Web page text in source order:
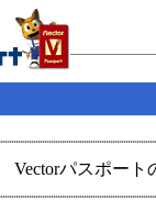
Vectorパスポー